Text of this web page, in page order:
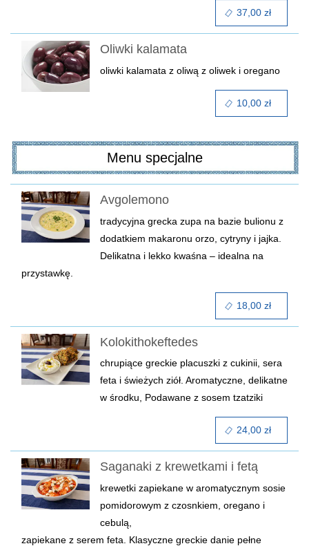
Oliwki kalamata
oliwki kalamata z oliwą z oliwek i oregano
Menu specjalne
Avgolemono
tradycyjna grecka zupa na bazie bulionu z
dodatkiem makaronu orzo, cytryny i jajka.
Delikatna i lekko kwaśna – idealna na
przystawkę.
Kolokithokeftedes
chrupiące greckie placuszki z cukinii, sera
feta i świeżych ziół. Aromatyczne, delikatne
w środku, Podawane z sosem tzatziki
Saganaki z krewetkami i fetą
krewetki zapiekane w aromatycznym sosie
pomidorowym z czosnkiem, oregano i
cebulą,
zapiekane z serem feta. Klasyczne greckie danie pełne